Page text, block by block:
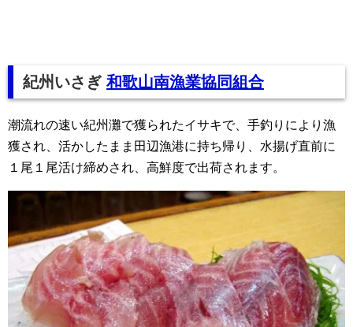
紀州いさぎ 和歌山南漁業協同組合
潮流れの速い紀州灘で獲られたイサキで、手釣りにより漁
獲され、活かしたまま田辺漁港に持ち帰り、水揚げ直前に
１尾１尾活け締めされ、高鮮度で出荷されます。